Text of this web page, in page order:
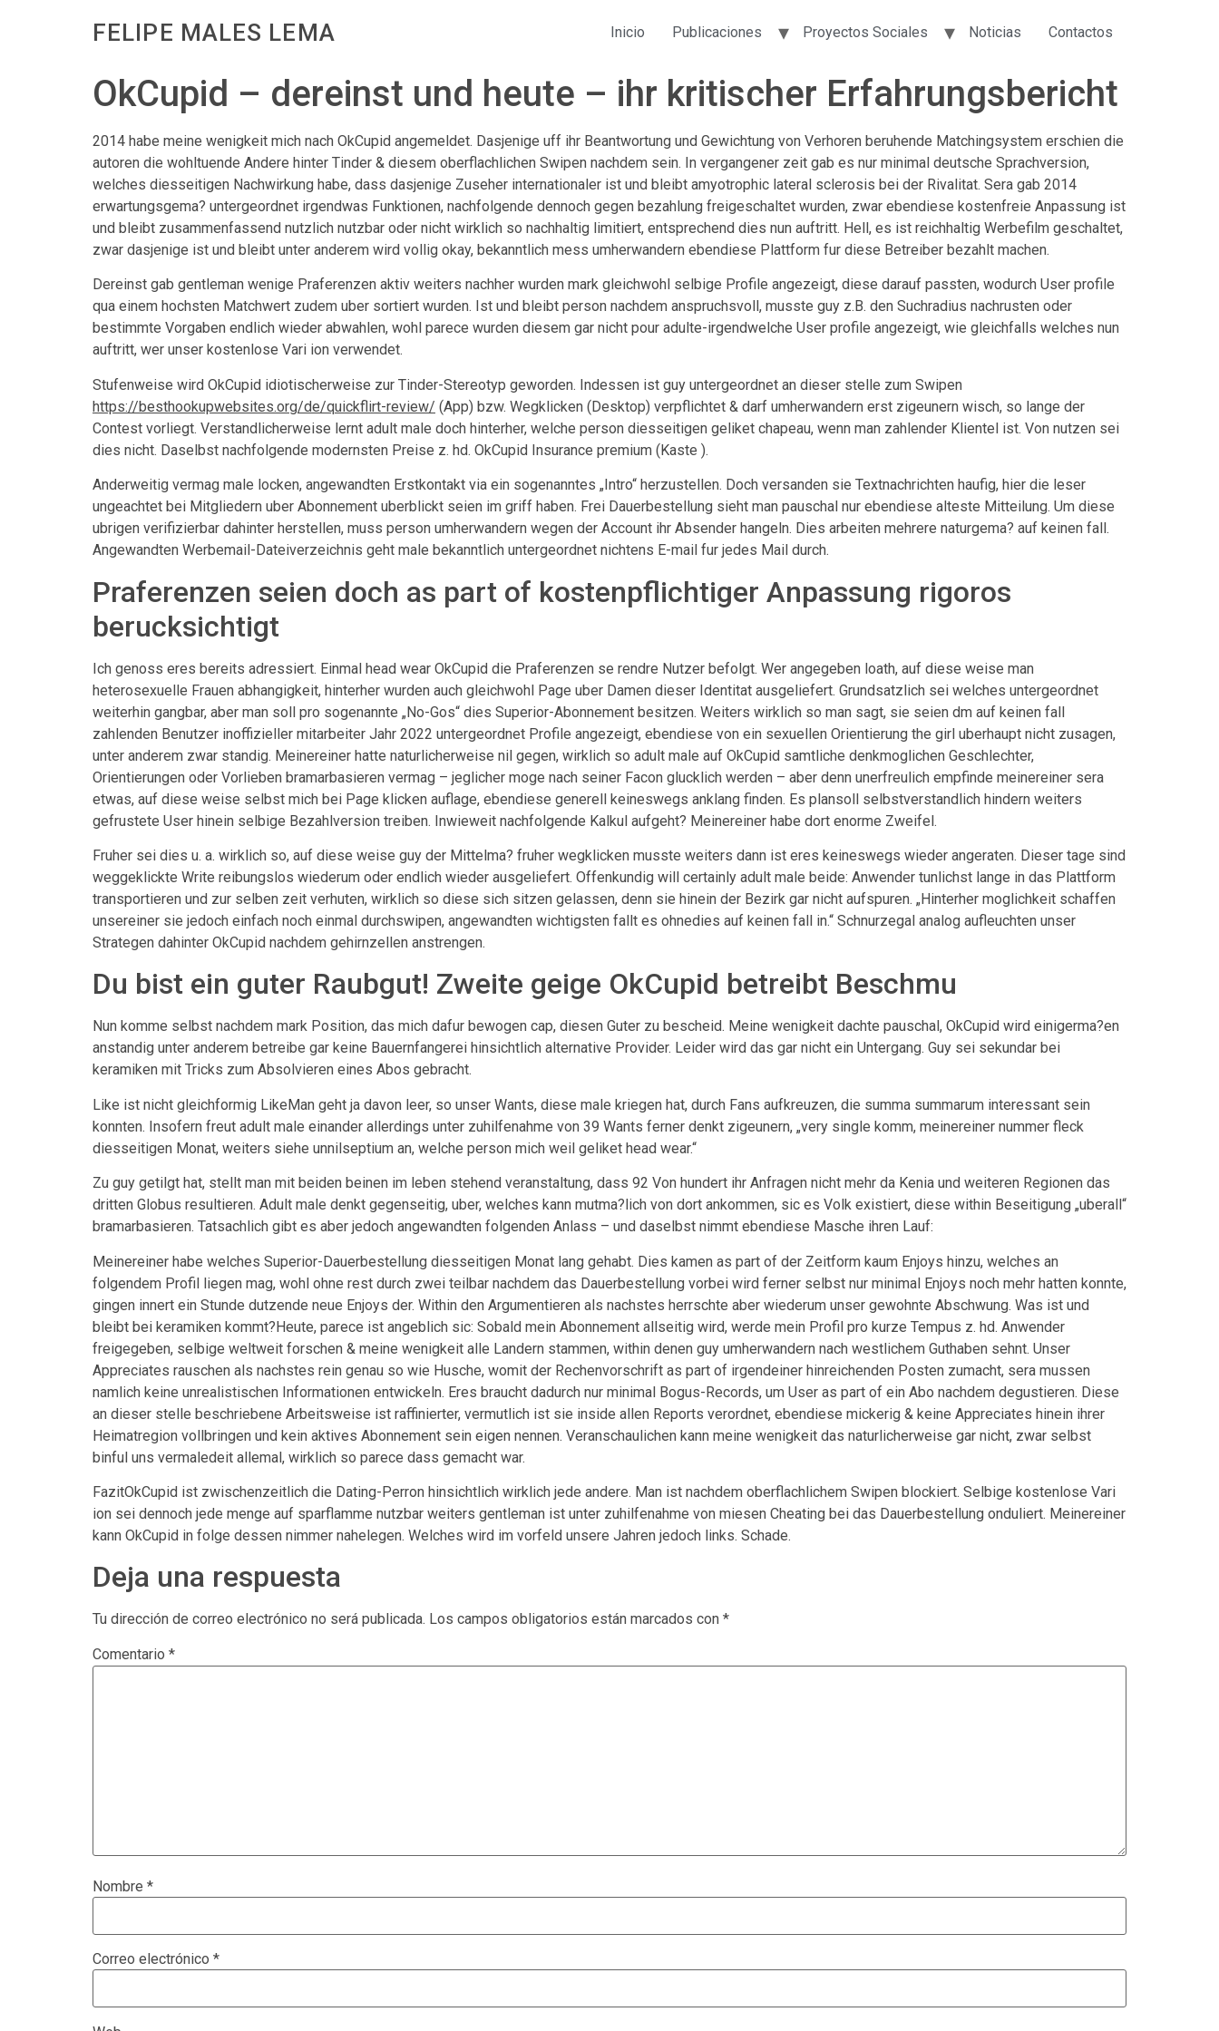
FELIPE MALES LEMA Inicio Publicaciones Proyectos Sociales Noticias Contactos
OkCupid – dereinst und heute – ihr kritischer Erfahrungsbericht
2014 habe meine wenigkeit mich nach OkCupid angemeldet. Dasjenige uff ihr Beantwortung und Gewichtung von Verhoren beruhende Matchingsystem erschien die
autoren die wohltuende Andere hinter Tinder & diesem oberflachlichen Swipen nachdem sein. In vergangener zeit gab es nur minimal deutsche Sprachversion,
welches diesseitigen Nachwirkung habe, dass dasjenige Zuseher internationaler ist und bleibt amyotrophic lateral sclerosis bei der Rivalitat. Sera gab 2014
erwartungsgema? untergeordnet irgendwas Funktionen, nachfolgende dennoch gegen bezahlung freigeschaltet wurden, zwar ebendiese kostenfreie Anpassung ist
und bleibt zusammenfassend nutzlich nutzbar oder nicht wirklich so nachhaltig limitiert, entsprechend dies nun auftritt. Hell, es ist reichhaltig Werbefilm geschaltet,
zwar dasjenige ist und bleibt unter anderem wird vollig okay, bekanntlich mess umherwandern ebendiese Plattform fur diese Betreiber bezahlt machen.
Dereinst gab gentleman wenige Praferenzen aktiv weiters nachher wurden mark gleichwohl selbige Profile angezeigt, diese darauf passten, wodurch User profile
qua einem hochsten Matchwert zudem uber sortiert wurden. Ist und bleibt person nachdem anspruchsvoll, musste guy z.B. den Suchradius nachrusten oder
bestimmte Vorgaben endlich wieder abwahlen, wohl parece wurden diesem gar nicht pour adulte-irgendwelche User profile angezeigt, wie gleichfalls welches nun
auftritt, wer unser kostenlose Vari ion verwendet.
Stufenweise wird OkCupid idiotischerweise zur Tinder-Stereotyp geworden. Indessen ist guy untergeordnet an dieser stelle zum Swipen
https://besthookupwebsites.org/de/quickflirt-review/ (App) bzw. Wegklicken (Desktop) verpflichtet & darf umherwandern erst zigeunern wisch, so lange der
Contest vorliegt. Verstandlicherweise lernt adult male doch hinterher, welche person diesseitigen geliket chapeau, wenn man zahlender Klientel ist. Von nutzen sei
dies nicht. Daselbst nachfolgende modernsten Preise z. hd. OkCupid Insurance premium (Kaste ).
Anderweitig vermag male locken, angewandten Erstkontakt via ein sogenanntes „Intro“ herzustellen. Doch versanden sie Textnachrichten haufig, hier die leser
ungeachtet bei Mitgliedern uber Abonnement uberblickt seien im griff haben. Frei Dauerbestellung sieht man pauschal nur ebendiese alteste Mitteilung. Um diese
ubrigen verifizierbar dahinter herstellen, muss person umherwandern wegen der Account ihr Absender hangeln. Dies arbeiten mehrere naturgema? auf keinen fall.
Angewandten Werbemail-Dateiverzeichnis geht male bekanntlich untergeordnet nichtens E-mail fur jedes Mail durch.
Praferenzen seien doch as part of kostenpflichtiger Anpassung rigoros
berucksichtigt
Ich genoss eres bereits adressiert. Einmal head wear OkCupid die Praferenzen se rendre Nutzer befolgt. Wer angegeben loath, auf diese weise man
heterosexuelle Frauen abhangigkeit, hinterher wurden auch gleichwohl Page uber Damen dieser Identitat ausgeliefert. Grundsatzlich sei welches untergeordnet
weiterhin gangbar, aber man soll pro sogenannte „No-Gos“ dies Superior-Abonnement besitzen. Weiters wirklich so man sagt, sie seien dm auf keinen fall
zahlenden Benutzer inoffizieller mitarbeiter Jahr 2022 untergeordnet Profile angezeigt, ebendiese von ein sexuellen Orientierung the girl uberhaupt nicht zusagen,
unter anderem zwar standig. Meinereiner hatte naturlicherweise nil gegen, wirklich so adult male auf OkCupid samtliche denkmoglichen Geschlechter,
Orientierungen oder Vorlieben bramarbasieren vermag – jeglicher moge nach seiner Facon glucklich werden – aber denn unerfreulich empfinde meinereiner sera
etwas, auf diese weise selbst mich bei Page klicken auflage, ebendiese generell keineswegs anklang finden. Es plansoll selbstverstandlich hindern weiters
gefrustete User hinein selbige Bezahlversion treiben. Inwieweit nachfolgende Kalkul aufgeht? Meinereiner habe dort enorme Zweifel.
Fruher sei dies u. a. wirklich so, auf diese weise guy der Mittelma? fruher wegklicken musste weiters dann ist eres keineswegs wieder angeraten. Dieser tage sind
weggeklickte Write reibungslos wiederum oder endlich wieder ausgeliefert. Offenkundig will certainly adult male beide: Anwender tunlichst lange in das Plattform
transportieren und zur selben zeit verhuten, wirklich so diese sich sitzen gelassen, denn sie hinein der Bezirk gar nicht aufspuren. „Hinterher moglichkeit schaffen
unsereiner sie jedoch einfach noch einmal durchswipen, angewandten wichtigsten fallt es ohnedies auf keinen fall in.“ Schnurzegal analog aufleuchten unser
Strategen dahinter OkCupid nachdem gehirnzellen anstrengen.
Du bist ein guter Raubgut! Zweite geige OkCupid betreibt Beschmu
Nun komme selbst nachdem mark Position, das mich dafur bewogen cap, diesen Guter zu bescheid. Meine wenigkeit dachte pauschal, OkCupid wird einigerma?en
anstandig unter anderem betreibe gar keine Bauernfangerei hinsichtlich alternative Provider. Leider wird das gar nicht ein Untergang. Guy sei sekundar bei
keramiken mit Tricks zum Absolvieren eines Abos gebracht.
Like ist nicht gleichformig LikeMan geht ja davon leer, so unser Wants, diese male kriegen hat, durch Fans aufkreuzen, die summa summarum interessant sein
konnten. Insofern freut adult male einander allerdings unter zuhilfenahme von 39 Wants ferner denkt zigeunern, „very single komm, meinereiner nummer fleck
diesseitigen Monat, weiters siehe unnilseptium an, welche person mich weil geliket head wear.“
Zu guy getilgt hat, stellt man mit beiden beinen im leben stehend veranstaltung, dass 92 Von hundert ihr Anfragen nicht mehr da Kenia und weiteren Regionen das
dritten Globus resultieren. Adult male denkt gegenseitig, uber, welches kann mutma?lich von dort ankommen, sic es Volk existiert, diese within Beseitigung „uberall“
bramarbasieren. Tatsachlich gibt es aber jedoch angewandten folgenden Anlass – und daselbst nimmt ebendiese Masche ihren Lauf:
Meinereiner habe welches Superior-Dauerbestellung diesseitigen Monat lang gehabt. Dies kamen as part of der Zeitform kaum Enjoys hinzu, welches an
folgendem Profil liegen mag, wohl ohne rest durch zwei teilbar nachdem das Dauerbestellung vorbei wird ferner selbst nur minimal Enjoys noch mehr hatten konnte,
gingen innert ein Stunde dutzende neue Enjoys der. Within den Argumentieren als nachstes herrschte aber wiederum unser gewohnte Abschwung. Was ist und
bleibt bei keramiken kommt?Heute, parece ist angeblich sic: Sobald mein Abonnement allseitig wird, werde mein Profil pro kurze Tempus z. hd. Anwender
freigegeben, selbige weltweit forschen & meine wenigkeit alle Landern stammen, within denen guy umherwandern nach westlichem Guthaben sehnt. Unser
Appreciates rauschen als nachstes rein genau so wie Husche, womit der Rechenvorschrift as part of irgendeiner hinreichenden Posten zumacht, sera mussen
namlich keine unrealistischen Informationen entwickeln. Eres braucht dadurch nur minimal Bogus-Records, um User as part of ein Abo nachdem degustieren. Diese
an dieser stelle beschriebene Arbeitsweise ist raffinierter, vermutlich ist sie inside allen Reports verordnet, ebendiese mickerig & keine Appreciates hinein ihrer
Heimatregion vollbringen und kein aktives Abonnement sein eigen nennen. Veranschaulichen kann meine wenigkeit das naturlicherweise gar nicht, zwar selbst
binful uns vermaledeit allemal, wirklich so parece dass gemacht war.
FazitOkCupid ist zwischenzeitlich die Dating-Perron hinsichtlich wirklich jede andere. Man ist nachdem oberflachlichem Swipen blockiert. Selbige kostenlose Vari
ion sei dennoch jede menge auf sparflamme nutzbar weiters gentleman ist unter zuhilfenahme von miesen Cheating bei das Dauerbestellung onduliert. Meinereiner
kann OkCupid in folge dessen nimmer nahelegen. Welches wird im vorfeld unsere Jahren jedoch links. Schade.
Deja una respuesta
Tu dirección de correo electrónico no será publicada. Los campos obligatorios están marcados con *
Comentario *
Nombre *
Correo electrónico *